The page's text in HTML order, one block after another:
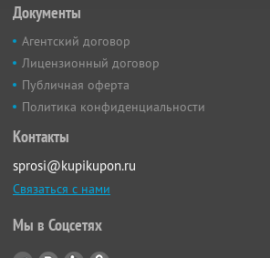
Документы
Агентский договор
Лицензионный договор
Публичная оферта
Политика конфиденциальности
Контакты
sprosi@kupikupon.ru
Связаться с нами
Мы в Соцсетях